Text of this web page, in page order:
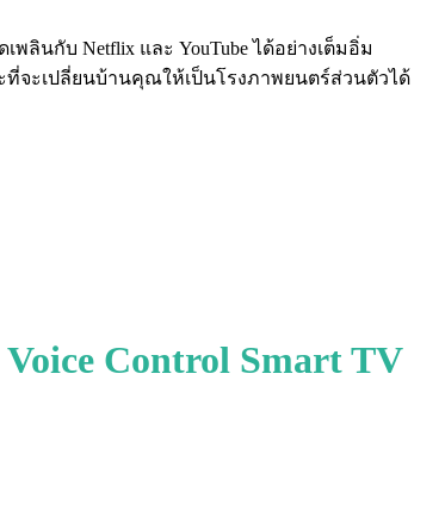
ลินกับ Netflix และ YouTube ได้อย่างเต็มอิ่ม
ที่จะเปลี่ยนบ้านคุณให้เป็นโรงภาพยนตร์ส่วนตัวได้
Control Smart TV